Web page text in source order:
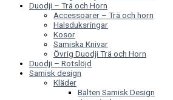
Duodji – Trä och Horn
Accessoarer – Trä och horn
Halsduksringar
Kosor
Samiska Knivar
Övrig Duodji Trä och Horn
Duodji – Rotslöjd
Samisk design
Kläder
Bälten Samisk Design